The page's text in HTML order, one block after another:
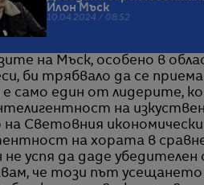
Илон Мъск
10.04.2024 / 08:52
на Мъск, особено в
би трябвало да се
само един от лидерите,
на
на Световния
на хората в
успя да даде убедителен
че този път усещането